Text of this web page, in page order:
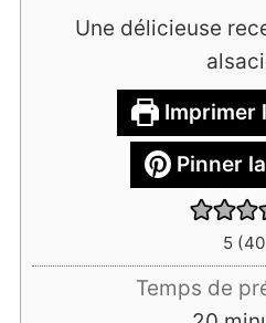
Une délicieuse
Imprimer
Pinner
5 (40
Temps de